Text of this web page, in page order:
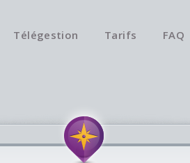
Télégestion Tarifs FAQ